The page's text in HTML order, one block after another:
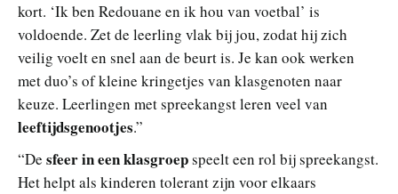
kort. ‘Ik ben Redouane en ik hou van voetbal’ is
voldoende. Zet de leerling vlak bij jou, zodat hij zich
veilig voelt en snel aan de beurt is. Je kan ook werken
met duo’s of kleine kringetjes van klasgenoten naar
keuze. Leerlingen met spreekangst leren veel van
leeftijdsgenootjes.”
“De sfeer in een klasgroepspeelt een rol bij spreekangst.
Het helpt als kinderen tolerant zijn voor elkaars